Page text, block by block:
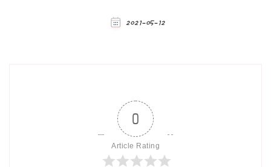
2021-05-12
0
Article Rating